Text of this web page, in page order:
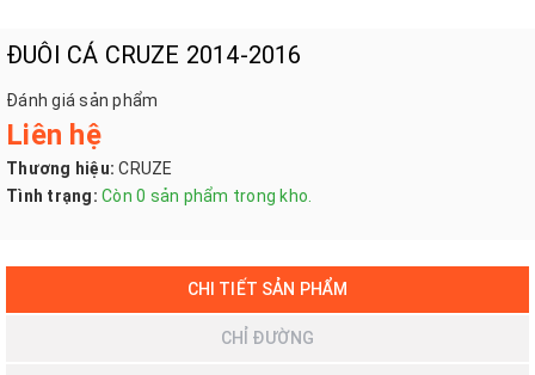
ĐUÔI CÁ CRUZE 2014-2016
Đánh giá sản phẩm
Liên hệ
Thương hiệu: CRUZE
Tình trạng: Còn 0 sản phẩm trong kho.
CHI TIẾT SẢN PHẨM
CHỈ ĐƯỜNG